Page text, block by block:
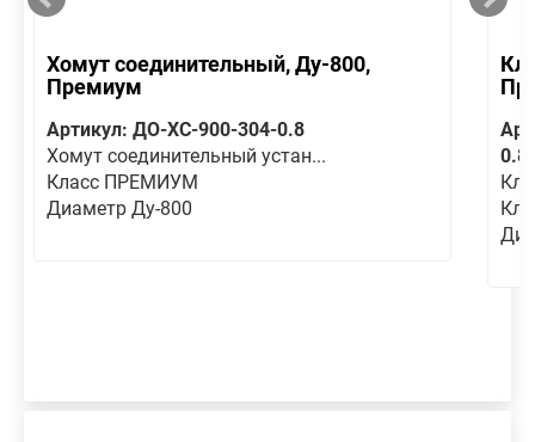
Хомут соединительный, Ду-800,
Премиум
Артикул: ДО-ХС-900-304-0.8
Хомут соединительный устан...
Класс ПРЕМИУМ
Диаметр Ду-800